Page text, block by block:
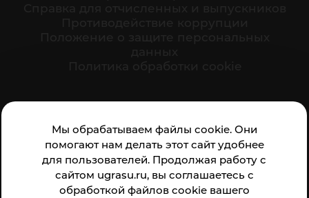
Мы обрабатываем файлы cookie. Они
помогают нам делать этот сайт удобнее
для пользователей. Продолжая работу с
сайтом ugrasu.ru, вы соглашаетесь с
обработкой файлов cookie вашего
организации: